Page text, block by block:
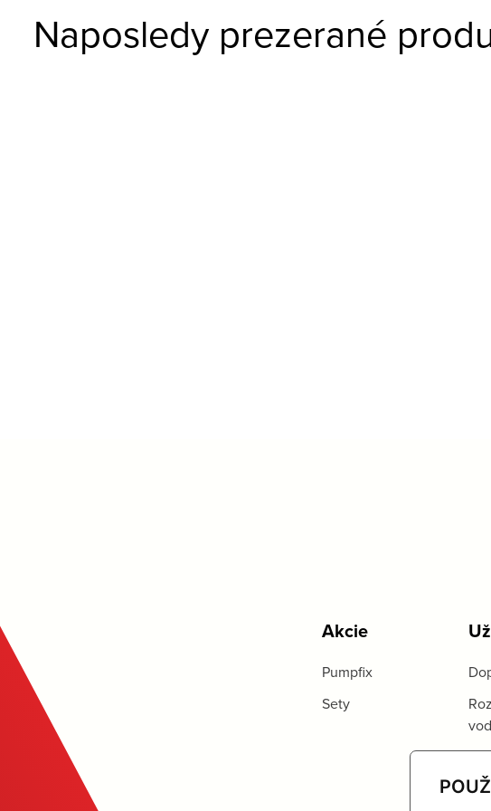
Naposledy prezerané
Akcie
Pumpfix
Sety